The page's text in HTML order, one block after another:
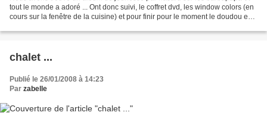
tout le monde a adoré ... Ont donc suivi, le coffret dvd, les window colors (en
cours sur la fenêtre de la cuisine) et pour finir pour le moment le doudou en
chalet ...
Publié le 26/01/2008 à 14:23
Par zabelle